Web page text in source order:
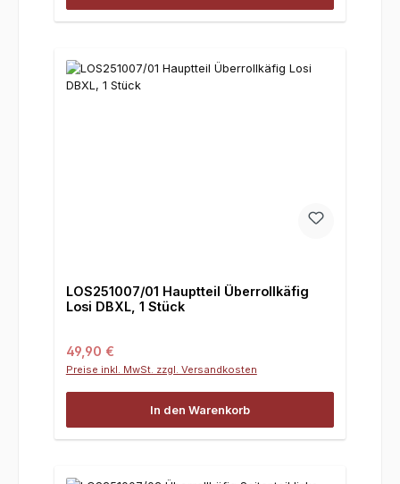
LOS251007/01 Hauptteil Überrollkäfig
Losi DBXL, 1 Stück
Regulärer Preis:
49,90 €
Preise inkl. MwSt. zzgl. Versandkosten
In den Warenkorb